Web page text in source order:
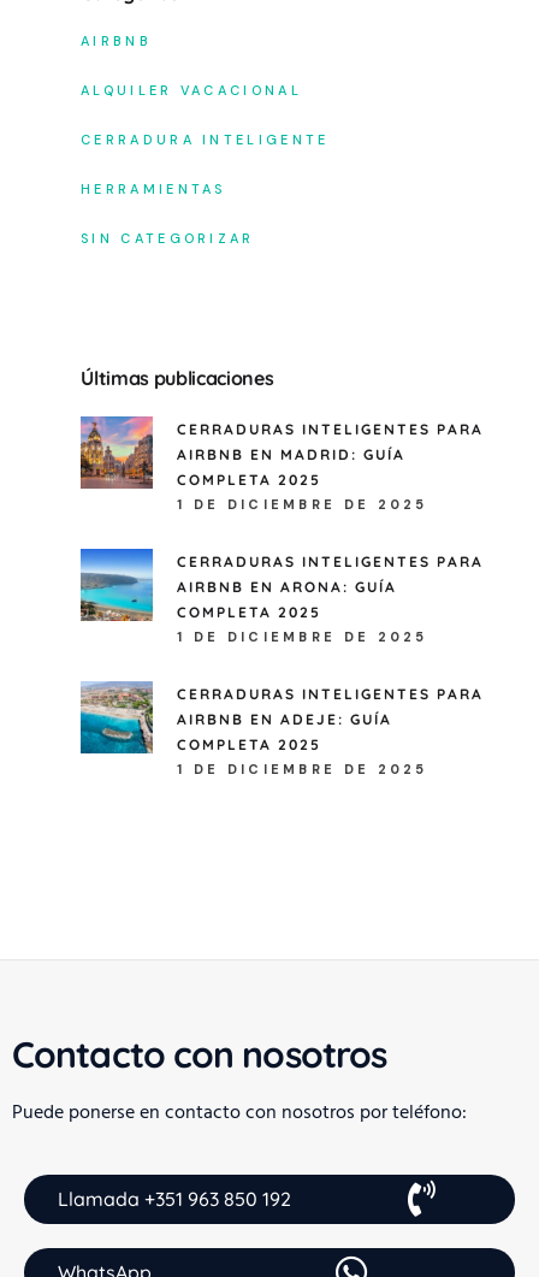
AIRBNB
ALQUILER VACACIONAL
CERRADURA INTELIGENTE
HERRAMIENTAS
SIN CATEGORIZAR
Últimas publicaciones
CERRADURAS INTELIGENTES PARA
AIRBNB EN MADRID: GUÍA
COMPLETA 2025
1 DE DICIEMBRE DE 2025
CERRADURAS INTELIGENTES PARA
AIRBNB EN ARONA: GUÍA
COMPLETA 2025
1 DE DICIEMBRE DE 2025
CERRADURAS INTELIGENTES PARA
AIRBNB EN ADEJE: GUÍA
COMPLETA 2025
1 DE DICIEMBRE DE 2025
Contacto con nosotros
Puede ponerse en contacto con nosotros por teléfono:
Llamada +351 963 850 192